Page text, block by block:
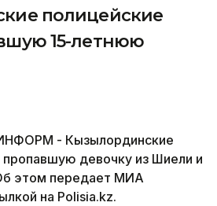
полицейские
15-летнюю
- Кызылординские
пропавшую девочку из Шиели и
этом передает МИА
на Polisia.kz.